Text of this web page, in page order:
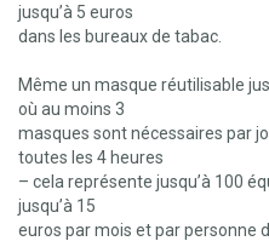
jusqu’à 5 euros
dans les bureaux de tabac.
Même un masque réutilisable
où au moins 3
masques sont nécessaires par
toutes les 4 heures
– cela représente jusqu’à 100
jusqu’à 15
euros par mois et par personne